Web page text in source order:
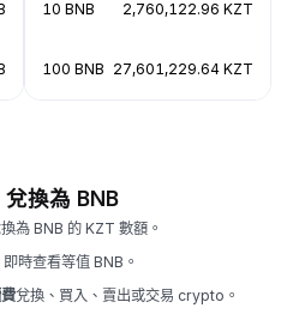
10 BNB 2,760,122.96 KZT
100 BNB 27,601,229.64 KZT
換為 BNB
為 BNB 的 KZT 數額。
時查看等值 BNB。
兌換、買入、賣出或交易 crypto。